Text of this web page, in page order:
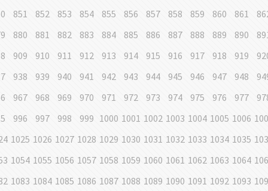
851 852 853 854 855 856 857 858 859 860 861
880 881 882 883 884 885 886 887 888 889 890
909 910 911 912 913 914 915 916 917 918 919
938 939 940 941 942 943 944 945 946 947 948
967 968 969 970 971 972 973 974 975 976 977
996 997 998 999 1000 1001 1002 1003 1004 1005 1006
1025 1026 1027 1028 1029 1030 1031 1032 1033 1034 1035
1054 1055 1056 1057 1058 1059 1060 1061 1062 1063 1064
1083 1084 1085 1086 1087 1088 1089 1090 1091 1092 1093